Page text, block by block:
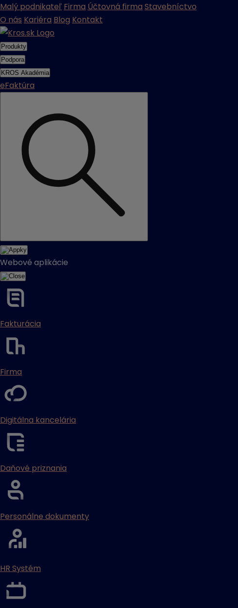
Malý podnikateľ Firma Účtovná firma Stavebníctvo
O nás Kariéra Blog Kontakt
Produkty
Podpora
KROS Akadémia
eFaktúra
Webové aplikácie
Fakturácia
Firma
Digitálna kancelária
Daňové priznania
Personálne dokumenty
HR Systém